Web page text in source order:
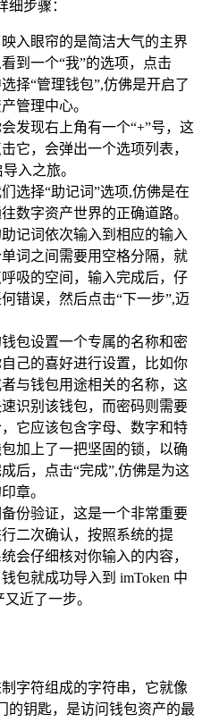
步骤：
入眼帘的是简洁大气的主界
到一个“我”的选项，点击
择“管理钱包”,仿佛是开启了
管理中心。
发现右上角有一个“+”号，这
它，会弹出一个选项列表，
入之旅。
选择“助记词”选项,仿佛是在
数字资产世界的正确道路。
记词依次输入到相应的输入
词之间需要用空格分隔，就
吸的空间，输入完成后，仔
错误，然后点击“下一步”,迈
包设置一个专属的名称和密
己的喜好进行设置，比如你
与钱包用途相关的名称，这
识别该钱包，而密码则需要
它应该包含字母、数字和特
加上了一把坚固的锁，以确
后，点击“完成”,仿佛是为这
章。
份验证，这是一个非常重要
二次确认，按照系统的提
会仔细核对你输入的内容，
包就成功导入到 imToken 中
近了一步。
字符组成的字符串，它就像
的钥匙，是访问钱包资产的最